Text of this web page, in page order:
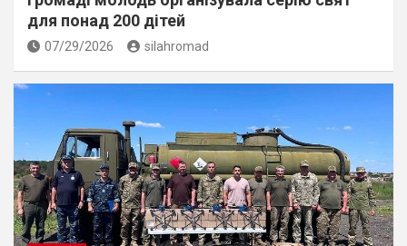
для понад 200 дітей
07/29/2026 silahromad